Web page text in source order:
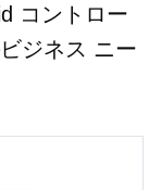
コントロー
ジネス ニー